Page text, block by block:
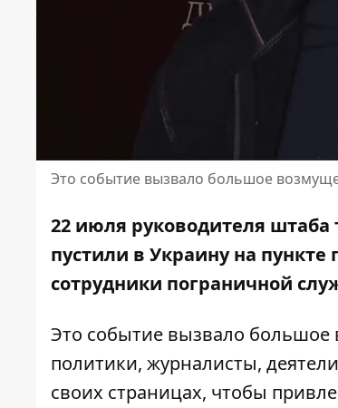
Это событие вызвало большое
22 июля руководителя
пустили в Украину на
сотрудники пограничной
Это событие вызвало
политики, журналисты,
своих страницах, чтобы